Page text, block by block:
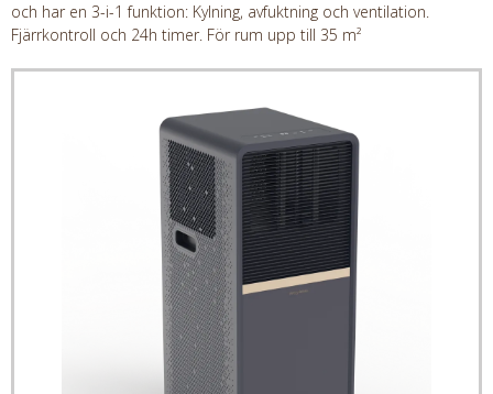
och har en 3-i-1 funktion: Kylning, avfuktning och ventilation.
Fjärrkontroll och 24h timer. För rum upp till 35 m²